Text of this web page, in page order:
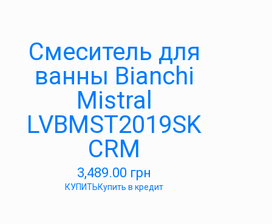
Смеситель для
ванны Bianchi
Mistral
LVBMST2019SK
CRM
3,489.00 грн
КУПИТЬКупить в кредит